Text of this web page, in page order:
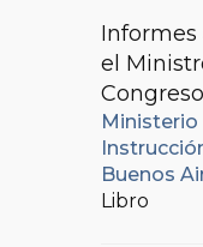
Informes
el
Ministerio
Buenos
Libro